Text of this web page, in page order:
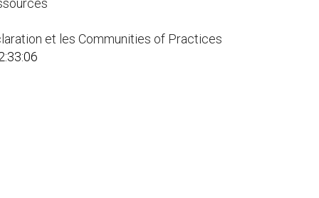
et les Communities of Practices